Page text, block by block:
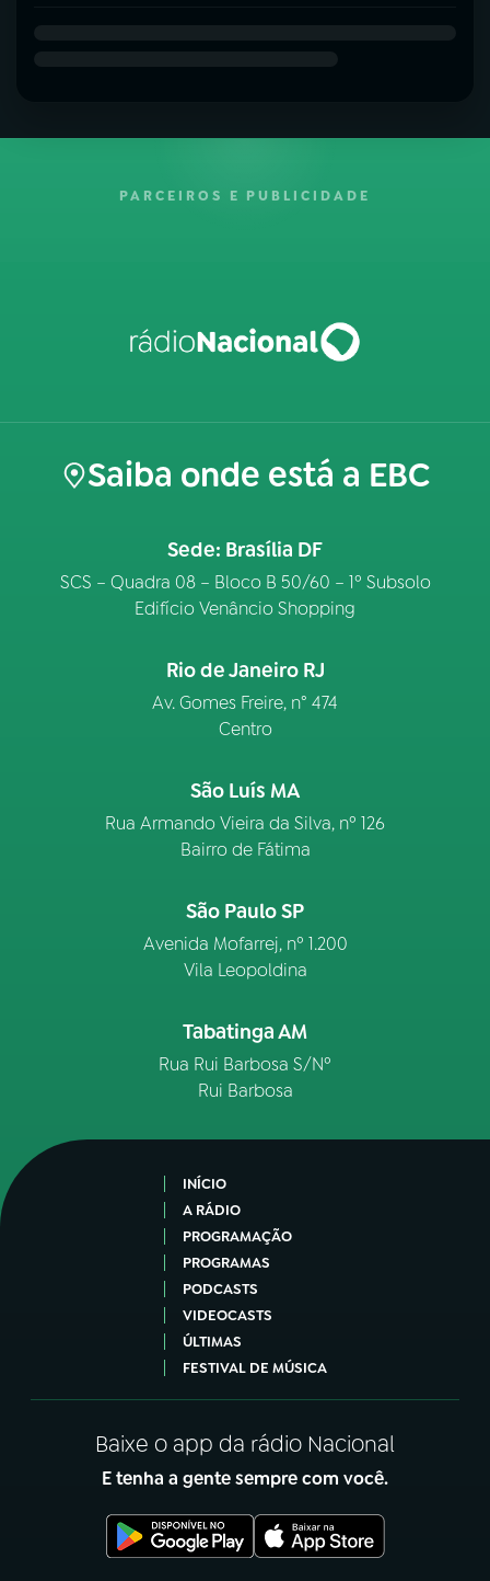
PARCEIROS E PUBLICIDADE
Saiba onde está a EBC
Sede: Brasília DF
SCS – Quadra 08 – Bloco B 50/60 – 1º Subsolo
Edifício Venâncio Shopping
Rio de Janeiro RJ
Av. Gomes Freire, n° 474
Centro
São Luís MA
Rua Armando Vieira da Silva, nº 126
Bairro de Fátima
São Paulo SP
Avenida Mofarrej, nº 1.200
Vila Leopoldina
Tabatinga AM
Rua Rui Barbosa S/Nº
Rui Barbosa
INÍCIO
A RÁDIO
PROGRAMAÇÃO
PROGRAMAS
PODCASTS
VIDEOCASTS
ÚLTIMAS
FESTIVAL DE MÚSICA
Baixe o app da rádio Nacional
E tenha a gente sempre com você.